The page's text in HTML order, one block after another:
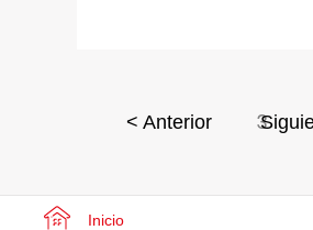
< Anterior 3
Inicio